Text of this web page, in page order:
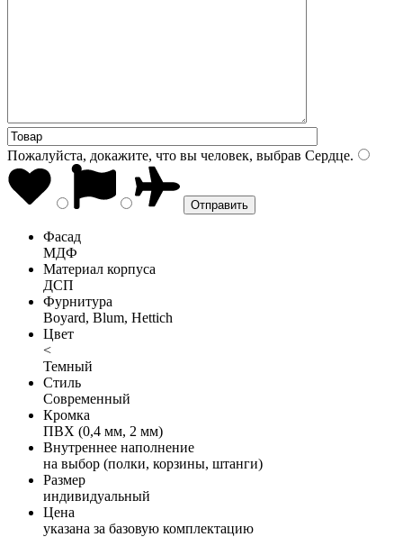
Пожалуйста, докажите, что вы человек, выбрав Сердце.
Фасад
МДФ
Материал корпуса
ДСП
Фурнитура
Boyard, Blum, Hettich
Цвет
<
Темный
Стиль
Современный
Кромка
ПВХ (0,4 мм, 2 мм)
Внутреннее наполнение
на выбор (полки, корзины, штанги)
Размер
индивидуальный
Цена
указана за базовую комплектацию